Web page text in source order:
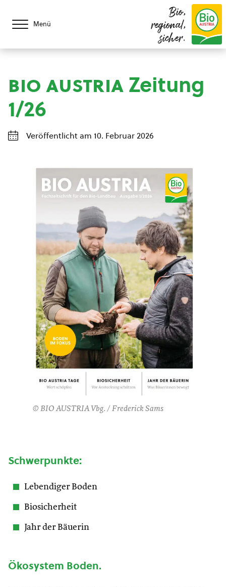
Menü
Bio,
regional,
sicher.
bio austriaZeitung
1/26
Veröffentlicht am 10. Februar 2026
© BIO AUSTRIA Vbg. / Frederick Sams
Schwerpunkte:
Lebendiger Boden
Biosicherheit
Jahr der Bäuerin
Ökosystem Boden.